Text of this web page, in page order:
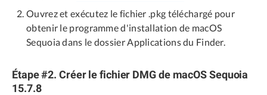
Ouvrez et exécutez le fichier .pkg téléchargé pour
obtenir le programme d'installation de macOS
Sequoia dans le dossier Applications du Finder.
Étape #2. Créer le fichier DMG de macOS Sequoia
15.7.8